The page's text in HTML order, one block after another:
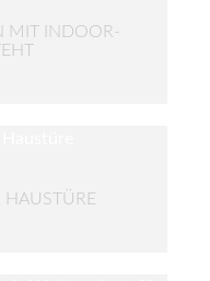
MIT INDOOR-
HAUSTÜRE